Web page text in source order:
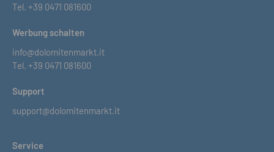
Tel. +39 0471 081600
Werbung schalten
info@dolomitenmarkt.it
Tel. +39 0471 081600
Support
support@dolomitenmarkt.it
Service